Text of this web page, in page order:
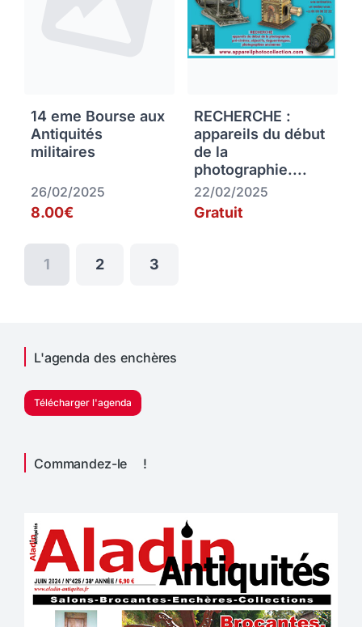
14 eme Bourse aux
Antiquités
militaires
26/02/2025
8.00€
RECHERCHE :
appareils du début
de la
photographie....
22/02/2025
Gratuit
1 2 3
L'agenda des enchères
Télécharger l'agenda
Commandez-le !